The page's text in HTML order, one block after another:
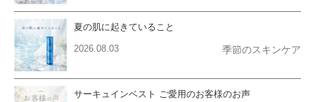
夏の肌に起きていること
2026.08.03 季節のスキンケア
サーキュインベスト ご愛用のお客様のお声